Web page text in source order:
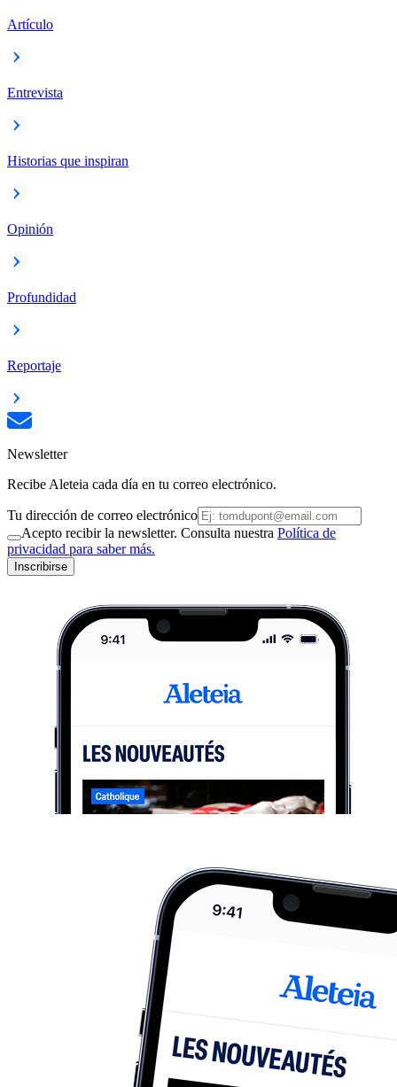
Artículo
Entrevista
Historias que inspiran
Opinión
Profundidad
Reportaje
Newsletter
Recibe Aleteia cada día en tu correo electrónico.
Tu dirección de correo electrónico
Acepto recibir la newsletter. Consulta nuestra Política de
privacidad para saber más.
Inscribirse